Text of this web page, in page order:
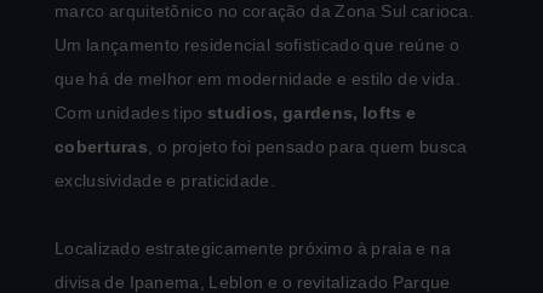
marco arquitetônico no coração da Zona Sul carioca.
Um lançamento residencial sofisticado que reúne o
que há de melhor em modernidade e estilo de vida.
Com unidades tipo studios, gardens, lofts e
coberturas , o projeto foi pensado para quem busca
exclusividade e praticidade.
Localizado estrategicamente próximo à praia e na
divisa de Ipanema, Leblon e o revitalizado Parque